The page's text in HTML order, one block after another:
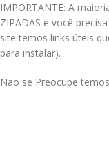
IMPORTANTE: A
ZIPADAS e você
site temos links úteis
para instalar).
Não se Preocupe